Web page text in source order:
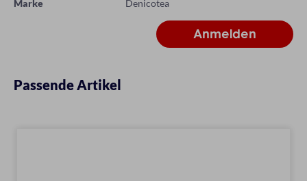
Marke
Denicotea
Passende Artikel